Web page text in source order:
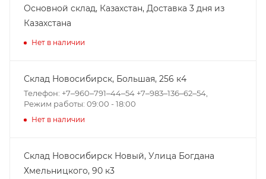
Основной склад, Казахстан, Доставка 3 дня из
Казахстана
Нет в наличии
Склад Новосибирск, ​Большая, 256 к4
Телефон: +7‒960‒791‒44‒54 +7‒983‒136‒62‒54,
Режим работы: 09:00 - 18:00
Нет в наличии
Склад Новосибирск Новый, ​Улица Богдана
Хмельницкого, 90 к3